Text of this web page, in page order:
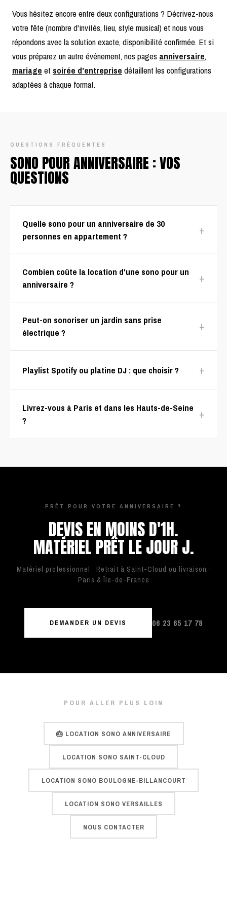
Vous hésitez encore entre deux configurations ? Décrivez-nous
votre fête (nombre d'invités, lieu, style musical) et nous vous
répondons avec la solution exacte, disponibilité confirmée. Et si
vous préparez un autre événement, nos pages anniversaire,
mariage et soirée d'entreprise détaillent les configurations
adaptées à chaque format.
QUESTIONS FRÉQUENTES
SONO POUR ANNIVERSAIRE : VOS
QUESTIONS
Quelle sono pour un anniversaire de 30
personnes en appartement ?
+
Combien coûte la location d'une sono pour un
anniversaire ?
+
Peut-on sonoriser un jardin sans prise
électrique ?
+
Playlist Spotify ou platine DJ : que choisir ? +
Livrez-vous à Paris et dans les Hauts-de-Seine
?
+
PRÊT POUR VOTRE ANNIVERSAIRE ?
DEVIS EN MOINS D'1H.
MATÉRIEL PRÊT LE JOUR J.
Matériel professionnel · Retrait à Saint-Cloud ou livraison ·
Paris & Île-de-France
DEMANDER UN DEVIS 06 23 65 17 78
POUR ALLER PLUS LOIN
🎂 LOCATION SONO ANNIVERSAIRE
LOCATION SONO SAINT-CLOUD
LOCATION SONO BOULOGNE-BILLANCOURT
LOCATION SONO VERSAILLES
NOUS CONTACTER